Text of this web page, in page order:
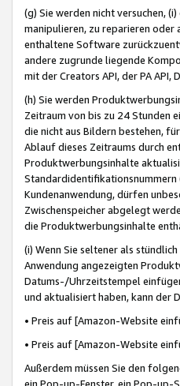
(g) Sie werden nicht versuchen,
manipulieren, zu reparieren
enthaltene Software
andere zugrunde liegende
mit der Creators API, der PA
(h) Sie werden
Zeitraum von bis zu 24 Stunden
die nicht aus Bildern bestehen,
Ablauf dieses Zeitraums durch
Produktwerbungsinhalte
Standardidentifikationsnummern
Kundenanwendung, dürfen
Zwischenspeicher abgelegt
die Produktwerbungsinhalte
(i) Wenn Sie seltener als
Anwendung angezeigten
Datums-/Uhrzeitstempel
und aktualisiert haben, kann der
• Preis auf [Amazon-Website
• Preis auf [Amazon-Website
Außerdem müssen Sie den
ein Pop-up-Fenster, ein Pop-up-